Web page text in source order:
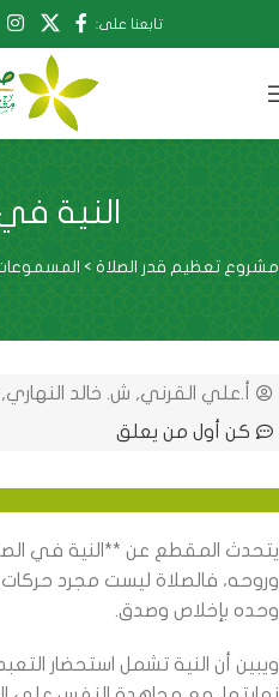
تابعنا على:
النية
مشروع تعظيم قدر الصلاة >
أ.علي القرني, ش. خالد النهاري,
كن أول من يعلق
يتحدث المقطع عن **النية في
وروحه، فالصلاة ليست مجرد
وحده بإخلاص وصدق.
ويبين أن النية تشمل استحضار